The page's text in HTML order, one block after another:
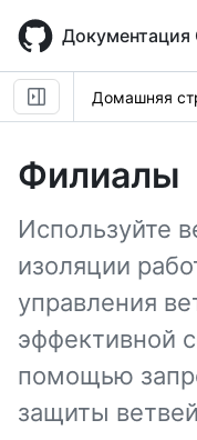
main
content
Документация
Домашняя
Филиалы
Используйте
изоляции
управления
эффективной
помощью
защиты